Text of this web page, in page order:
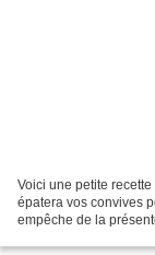
Voici une petite
épatera vos convives
empêche de la